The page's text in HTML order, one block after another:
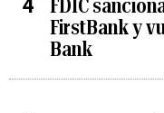
FDIC
FirstBank y
Bank